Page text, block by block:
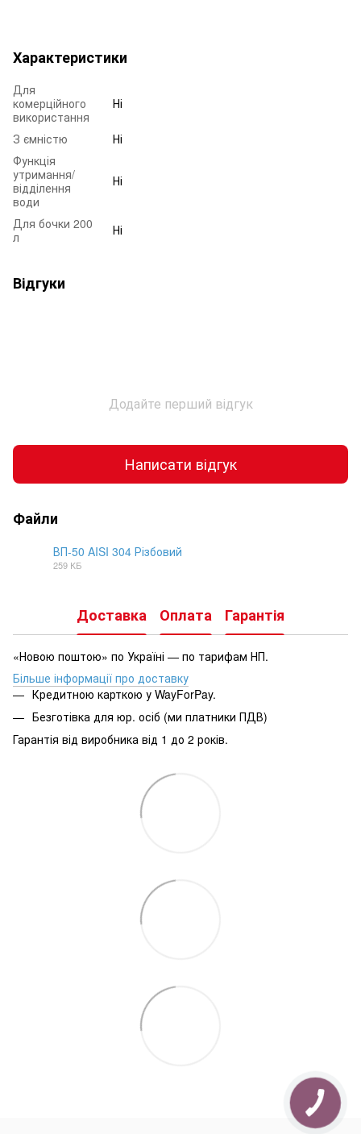
Характеристики
Для
комерційного
використання
Ні
З ємністю
Ні
Функція
утримання/
відділення
води
Ні
Для бочки 200
л
Ні
Відгуки
Додайте перший відгук
Написати відгук
Файли
ВП-50 AISI 304 Різбовий
259 КБ
Доставка Оплата Гарантія
«Новою поштою» по Україні — по тарифам НП.
Більше інформації про доставку
Кредитною карткою у WayForPay.
Безготівка для юр. осіб (ми платники ПДВ)
Гарантія від виробника від 1 до 2 років.